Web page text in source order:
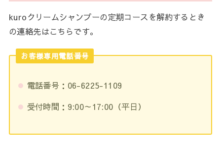
kuroクリームシャンプーの定期コースを解約するとき
の連絡先はこちらです。
お客様専用電話番号
電話番号：06-6225-1109
受付時間：9:00～17:00（平日）